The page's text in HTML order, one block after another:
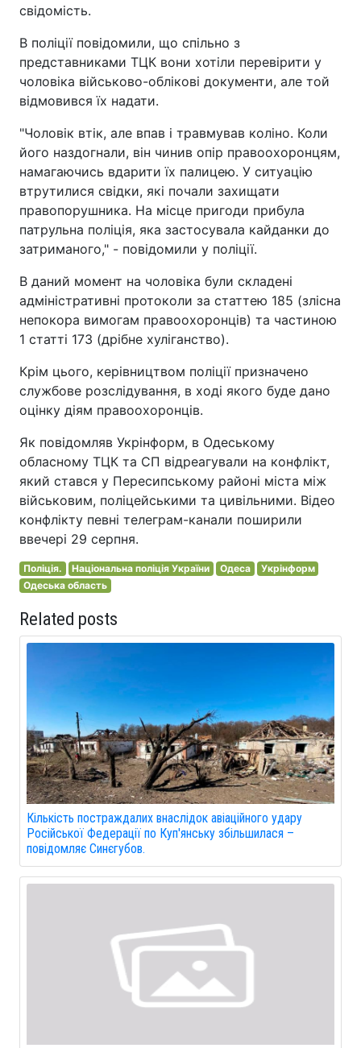
свідомість.
В поліції повідомили, що спільно з
представниками ТЦК вони хотіли перевірити у
чоловіка військово-облікові документи, але той
відмовився їх надати.
"Чоловік втік, але впав і травмував коліно. Коли
його наздогнали, він чинив опір правоохоронцям,
намагаючись вдарити їх палицею. У ситуацію
втрутилися свідки, які почали захищати
правопорушника. На місце пригоди прибула
патрульна поліція, яка застосувала кайданки до
затриманого," - повідомили у поліції.
В даний момент на чоловіка були складені
адміністративні протоколи за статтею 185 (злісна
непокора вимогам правоохоронців) та частиною
1 статті 173 (дрібне хуліганство).
Крім цього, керівництвом поліції призначено
службове розслідування, в ході якого буде дано
оцінку діям правоохоронців.
Як повідомляв Укрінформ, в Одеському
обласному ТЦК та СП відреагували на конфлікт,
який стався у Пересипському районі міста між
військовим, поліцейськими та цивільними. Відео
конфлікту певні телеграм-канали поширили
ввечері 29 серпня.
Поліція. Національна поліція України Одеса
Укрінформ
Одеська область
Related posts
Кількість постраждалих внаслідок авіаційного удару
Російської Федерації по Куп'янську збільшилася –
повідомляє Синєгубов.